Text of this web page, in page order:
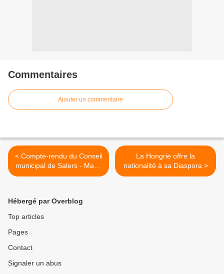
Commentaires
Ajouter un commentaire
< Compte-rendu du Conseil
municipal de Salers - Mardi
30 Mars 2010
La Hongrie offre la
nationalité à sa Diaspora >
Hébergé par Overblog
Top articles
Pages
Contact
Signaler un abus